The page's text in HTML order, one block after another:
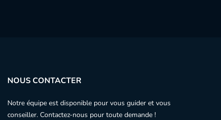
NOUS CONTACTER
Notre équipe est disponible pour vous guider et vous
conseiller. Contactez-nous pour toute demande !